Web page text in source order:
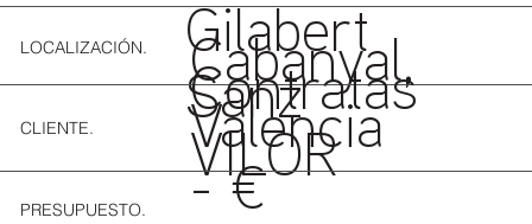
Gilabert
Sanz
Cabanyal,
Valencia
LOCALIZACIÓN.
Contratas
VILOR
CLIENTE.
- €
PRESUPUESTO.